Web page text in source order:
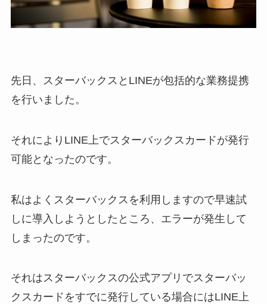
先日、スターバックスとLINEが包括的な業務提携
を行いました。
それにより LINE上でスターバックスカードが発行
可能となったのです。
私はよくスターバックスを利用しますので早速試
しに導入しようとしたところ、エラーが発生して
しまったのです。
それはスターバックスの公式アプリでスターバッ
クスカードをすでに発行している場合にはLINE上